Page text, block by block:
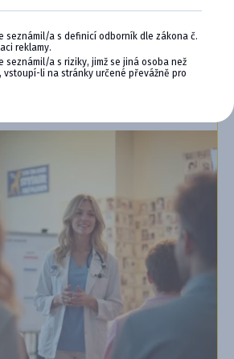
Chcem sa pripojiť
o programe PLUS
seznámil/a s definicí odborník dle zákona č.
reklamy.
seznámil/a s riziky, jimž se jiná osoba než
vstoupí-li na stránky určené převážně pro